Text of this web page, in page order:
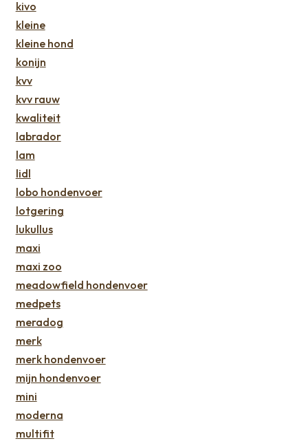
kivo
kleine
kleine hond
konijn
kvv
kvv rauw
kwaliteit
labrador
lam
lidl
lobo hondenvoer
lotgering
lukullus
maxi
maxi zoo
meadowfield hondenvoer
medpets
meradog
merk
merk hondenvoer
mijn hondenvoer
mini
moderna
multifit